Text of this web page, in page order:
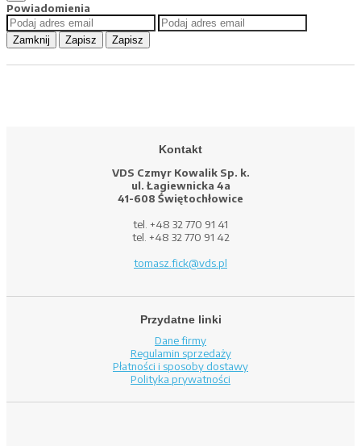
Powiadomienia
Zamknij Zapisz Zapisz
Kontakt
VDS Czmyr Kowalik Sp. k.
ul. Łagiewnicka 4a
41-608 Świętochłowice
tel. +48 32 770 91 41
tel. +48 32 770 91 42
tomasz.fick@vds.pl
Przydatne linki
Dane firmy
Regulamin sprzedaży
Płatności i sposoby dostawy
Polityka prywatności